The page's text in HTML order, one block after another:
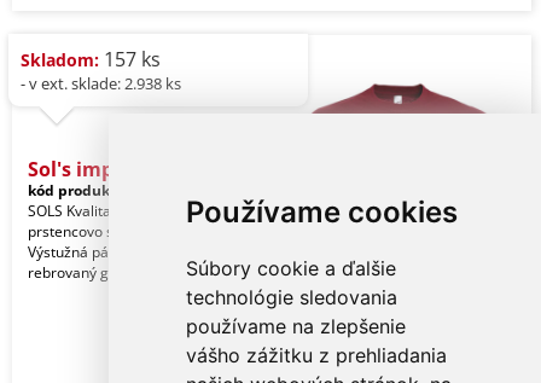
Používame cookies
Súbory cookie a ďalšie
technológie sledovania
používame na zlepšenie
vášho zážitku z prehliadania
Skladom: 157 ks
- v ext. sklade: 2.938 ks
Sol's imperial - Men'
kód produktu:
SOLS Kvalita. 100 % poločesaná
prstencovo spriadaná bavlna. Štýl.
Výstužná páska na krku. Elastanový
rebrovaný golier. K